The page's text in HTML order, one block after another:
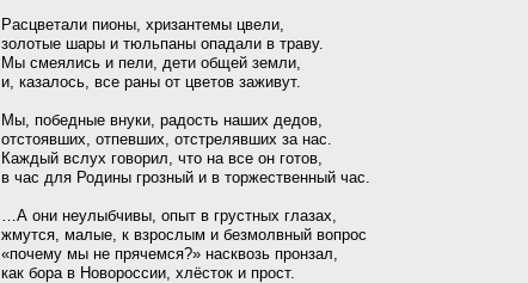
Расцветали пионы, хризантемы цвели,
золотые шары и тюльпаны опадали в траву.
Мы смеялись и пели, дети общей земли,
и, казалось, все раны от цветов заживут.
Мы, победные внуки, радость наших дедов,
отстоявших, отпевших, отстрелявших за нас.
Каждый вслух говорил, что на все он готов,
в час для Родины грозный и в торжественный час.
…А они неулыбчивы, опыт в грустных глазах,
жмутся, малые, к взрослым и безмолвный вопрос
«почему мы не прячемся?» насквозь пронзал,
как бора в Новороссии, хлёсток и прост.